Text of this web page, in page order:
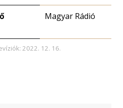
Magyar Rádió
2022. 12. 16.